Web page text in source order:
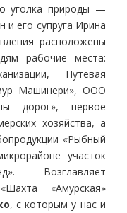
уголка природы —
и его супруга Ирина
расположены
рабочие места:
Путевая
Машинери», ООО
дорог», первое
хозяйства, а
«Рыбный
участок
Возглавляет
«Амурская»
, с которым у нас и